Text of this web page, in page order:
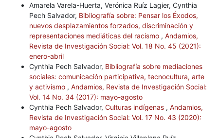
Amarela Varela-Huerta, Verónica Ruíz Lagier, Cynthia
Pech Salvador, Bibliografía sobre: Pensar los Éxodos,
nuevos desplazamientos forzados, discriminación y
representaciones mediáticas del racismo , Andamios,
Revista de Investigación Social: Vol. 18 No. 45 (2021):
enero-abril
Cynthia Pech Salvador, Bibliografía sobre mediaciones
sociales: comunicación participativa, tecnocultura, arte
y activismo , Andamios, Revista de Investigación Social:
Vol. 14 No. 34 (2017): mayo-agosto
Cynthia Pech Salvador, Culturas indígenas , Andamios,
Revista de Investigación Social: Vol. 17 No. 43 (2020):
mayo-agosto